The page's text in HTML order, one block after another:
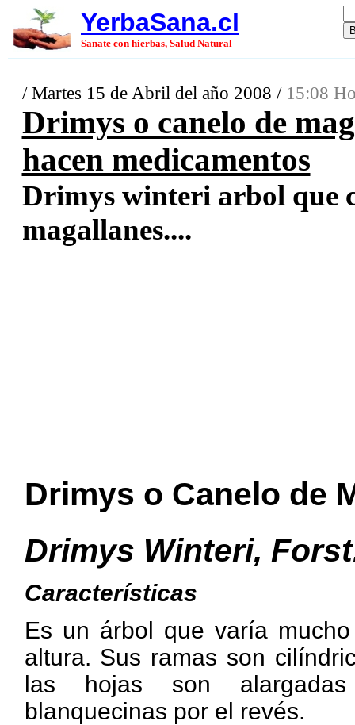
YerbaSana.cl
Sanate con hierbas, Salud Natural
/ Martes 15 de Abril del año 2008 / 15:08
Drimys o canelo de
hacen medicamentos
Drimys winteri arbol que
magallanes....
Drimys o Canelo de
Drimys Winteri,
Características
Es un árbol que varía
altura. Sus ramas son
las hojas son
blanquecinas por el revés.